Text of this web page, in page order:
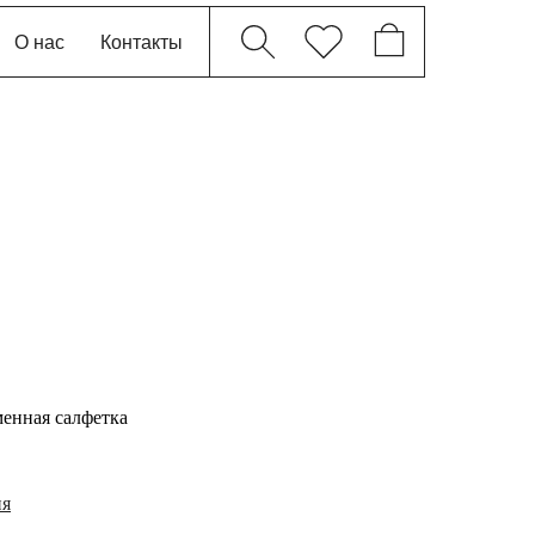
Контакты
О нас
салфетка